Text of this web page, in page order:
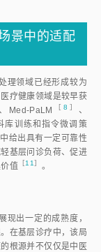
景中的适配
理领域已经形成较为
疗健康领域是较早获
、Med-PaLM ［8 ］
、
库训练和指令微调策
给出具有一定可靠性
基层问诊负荷、促进
值 ［11］ 。
现出一定的成熟度，
在基层诊疗中，该局
根源并不仅仅是中医